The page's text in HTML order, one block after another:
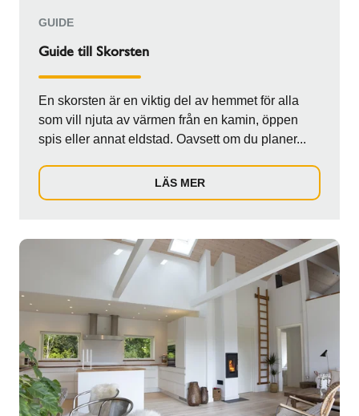
GUIDE
Guide till Skorsten
En skorsten är en viktig del av hemmet för alla
som vill njuta av värmen från en kamin, öppen
spis eller annat eldstad. Oavsett om du planer...
LÄS MER